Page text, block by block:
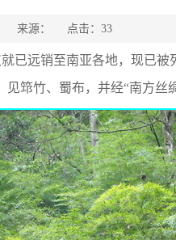
来源： 点击： 33
已远销至南亚各地，现已
筇竹、蜀布，并经“南方丝